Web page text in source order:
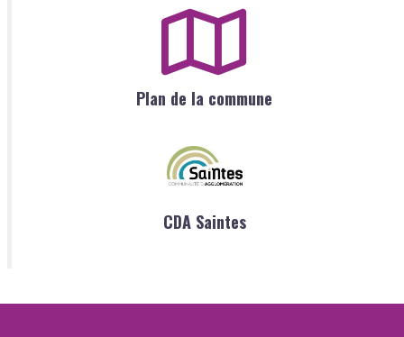
Plan de la commune
CDA Saintes